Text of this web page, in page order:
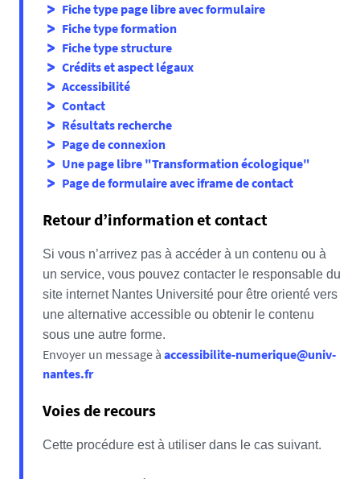
Fiche type page libre avec formulaire
Fiche type formation
Fiche type structure
Crédits et aspect légaux
Accessibilité
Contact
Résultats recherche
Page de connexion
Une page libre "Transformation écologique"
Page de formulaire avec iframe de contact
Retour d’information et contact
Si vous n’arrivez pas à accéder à un contenu ou à
un service, vous pouvez contacter le responsable du
site internet Nantes Université pour être orienté vers
une alternative accessible ou obtenir le contenu
sous une autre forme.
Envoyer un message à accessibilite-numerique@univ-
nantes.fr
Voies de recours
Cette procédure est à utiliser dans le cas suivant.